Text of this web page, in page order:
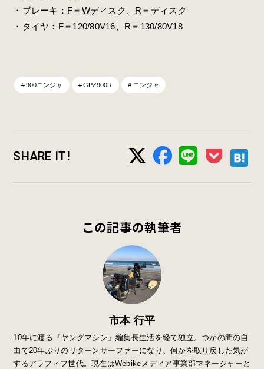
・ブレーキ：F＝Wディスク、R＝ディスク
・タイヤ：F＝120/80V16、R＝130/80V18
900ニンジャ GPZ900R ニンジャ
SHARE IT!
この記事の執筆者
市本 行平
10年に渡る『ヤングマシン』編集長生活を経て独立。つかの間の自
由で20年ぶりのリターンサーファーになり、何かを取り戻した気が
するアラフィフ世代。現在はWebikeメディア事業部マネージャーと